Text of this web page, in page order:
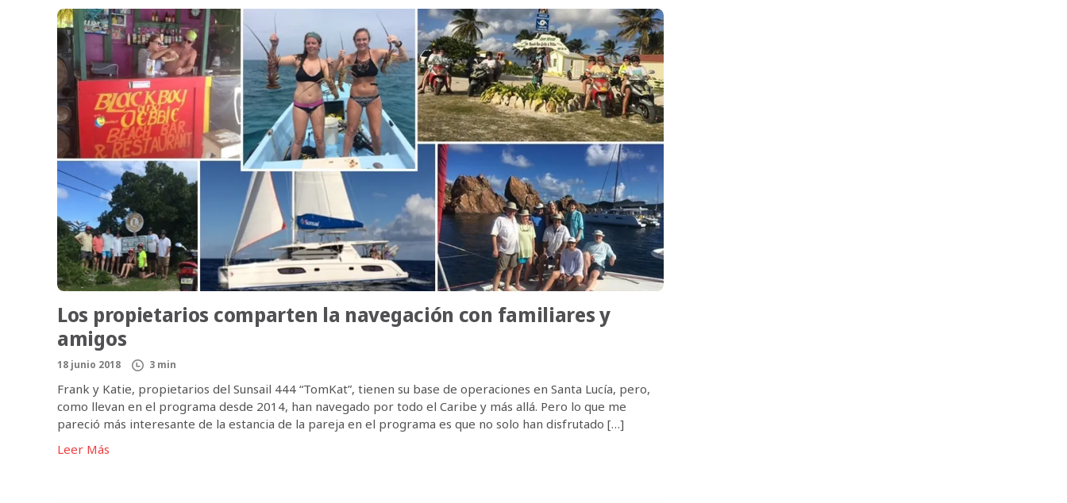
Los propietarios comparten la navegación con familiares y
amigos
18 junio 2018 3 min
Frank y Katie, propietarios del Sunsail 444 “TomKat”, tienen su base de operaciones en Santa Lucía, pero,
como llevan en el programa desde 2014, han navegado por todo el Caribe y más allá. Pero lo que me
pareció más interesante de la estancia de la pareja en el programa es que no solo han disfrutado […]
Leer Más